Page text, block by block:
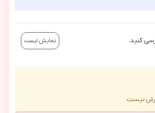
کنید. نمایش لیست
نیست.